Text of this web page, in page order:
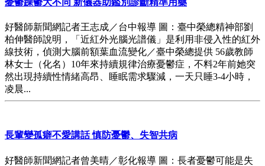
憂鬱躁鬱大不同 新儀器助鑑別診斷精準用藥
好醫師新聞網記者王志成／台中報導 圖：臺中榮總精神部劉
柏伸醫師說明，「近紅外光腦光譜儀」是利用非侵入性的紅外
線技術，偵測大腦前額葉血流變化／臺中榮總提供 56歲教師
林女士（化名）10年來持續規律治療憂鬱症，不料2年前她突
然出現持續性情緒高昂、睡眠需求驟減，一天只睡3-4小時，
凌晨...
長輩變孤癖不愛講話 慎防憂鬱、失智共病
好醫師新聞網記者曾美晴／彰化報導 圖：長者憂鬱可能是失